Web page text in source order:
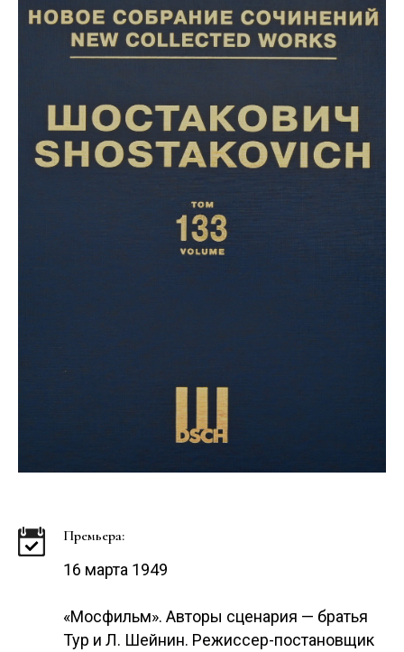
Премьера:
16 марта 1949
«Мосфильм». Авторы сценария — братья
Тур и Л. Шейнин. Режиссер-постановщик